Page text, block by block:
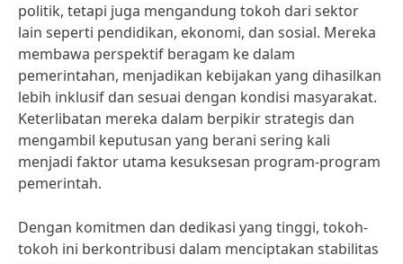
politik, tetapi juga mengandung tokoh dari sektor
lain seperti pendidikan, ekonomi, dan sosial. Mereka
membawa perspektif beragam ke dalam
pemerintahan, menjadikan kebijakan yang dihasilkan
lebih inklusif dan sesuai dengan kondisi masyarakat.
Keterlibatan mereka dalam berpikir strategis dan
mengambil keputusan yang berani sering kali
menjadi faktor utama kesuksesan program-program
pemerintah.
Dengan komitmen dan dedikasi yang tinggi, tokoh-
tokoh ini berkontribusi dalam menciptakan stabilitas